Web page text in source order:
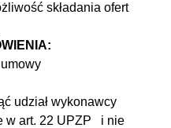
składania ofert
udział wykonawcy
w art. 22 UPZP i nie